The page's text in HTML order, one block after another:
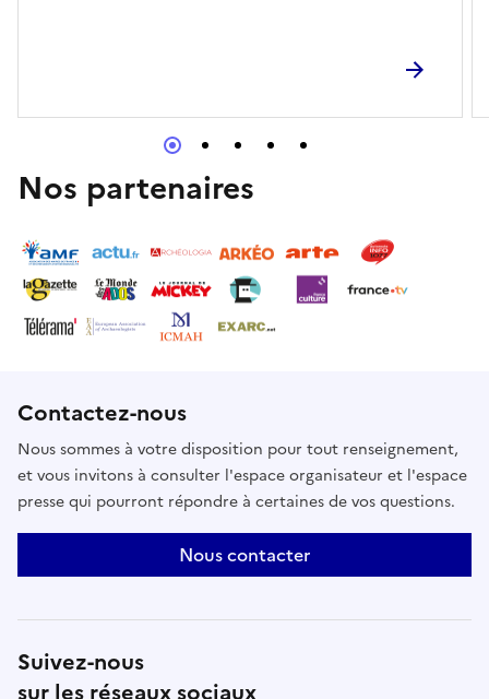
Nos partenaires
Contactez-nous
Nous sommes à votre disposition pour tout renseignement,
et vous invitons à consulter l'espace organisateur et l'espace
presse qui pourront répondre à certaines de vos questions.
Nous contacter
Suivez-nous
sur les réseaux sociaux